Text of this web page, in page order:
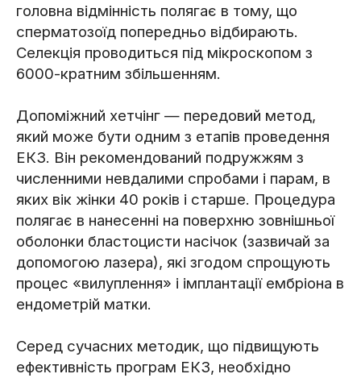
головна відмінність полягає в тому, що
сперматозоїд попередньо відбирають.
Селекція проводиться під мікроскопом з
6000-кратним збільшенням.
Допоміжний хетчінг — передовий метод,
який може бути одним з етапів проведення
ЕКЗ. Він рекомендований подружжям з
численними невдалими спробами і парам, в
яких вік жінки 40 років і старше. Процедура
полягає в нанесенні на поверхню зовнішньої
оболонки бластоцисти насічок (зазвичай за
допомогою лазера), які згодом спрощують
процес «вилуплення» і імплантації ембріона в
ендометрій матки.
Серед сучасних методик, що підвищують
ефективність програм ЕКЗ, необхідно